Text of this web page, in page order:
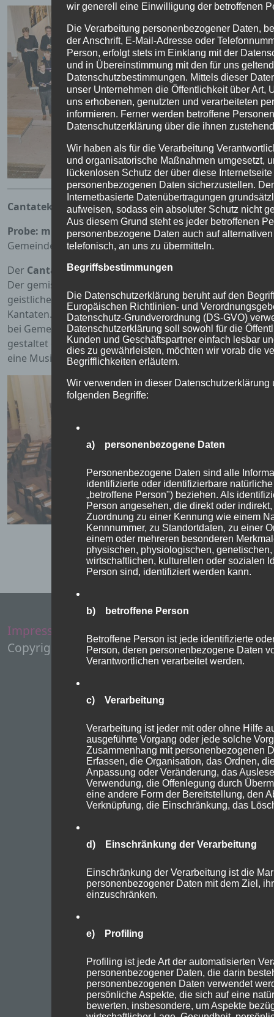
Cantatekreis Eschwege
Probe: mittwochs, 10.30 – 11.30 Uhr im Neustädter
Gemeindehaus, Rosengasse 1, ESW
Der Cantatekreisgründete sich im September 2006.
Der gemischte Chor (65 Mitglieder) probt einfache
geistliche und weltliche Lieder, kleinere Motetten und
Kantaten. Er singt überwiegend im Gottesdienst und
bei Gemeindeveranstaltungen. Ein- bis zweimal im Jahr
gestaltet der Cantatekreis ein kleineres Konzert oder
eine Musikalische Vesper in der Marktkirche.
Impressum
Copyright Evangelische Kirchen Eschwege
wir generell eine Einwilligung der betroffenen
Die Verarbeitung personenbezogener Daten,
der Anschrift, E-Mail-Adresse oder
Person, erfolgt stets im Einklang mit der
und in Übereinstimmung mit den für uns
Datenschutzbestimmungen. Mittels dieser
unser Unternehmen die Öffentlichkeit über Art,
uns erhobenen, genutzten und verarbeiteten
informieren. Ferner werden betroffene
Datenschutzerklärung über die ihnen
Wir haben als für die Verarbeitung
und organisatorische Maßnahmen umgesetzt,
lückenlosen Schutz der über diese
personenbezogenen Daten sicherzustellen.
Internetbasierte Datenübertragungen
aufweisen, sodass ein absoluter Schutz nicht
Aus diesem Grund steht es jeder betroffenen
personenbezogene Daten auch auf
telefonisch, an uns zu übermitteln.
Begriffsbestimmungen
Die Datenschutzerklärung beruht auf den
Europäischen Richtlinien- und
Datenschutz-Grundverordnung (DS-GVO)
Datenschutzerklärung soll sowohl für die
Kunden und Geschäftspartner einfach lesbar
dies zu gewährleisten, möchten wir vorab die
Begrifflichkeiten erläutern.
Wir verwenden in dieser Datenschutzerklärung
folgenden Begriffe:
a) personenbezogene Daten
Personenbezogene Daten sind alle
identifizierte oder identifizierbare
„betroffene Person") beziehen. Als
Person angesehen, die direkt oder
Zuordnung zu einer Kennung wie einem
Kennnummer, zu Standortdaten, zu einer
einem oder mehreren besonderen
physischen, physiologischen,
wirtschaftlichen, kulturellen oder sozialen
Person sind, identifiziert werden kann.
b) betroffene Person
Betroffene Person ist jede identifizierte
Person, deren personenbezogene Daten
Verantwortlichen verarbeitet werden.
c) Verarbeitung
Verarbeitung ist jeder mit oder ohne Hilfe
ausgeführte Vorgang oder jede solche
Zusammenhang mit personenbezogenen
Erfassen, die Organisation, das Ordnen,
Anpassung oder Veränderung, das
Verwendung, die Offenlegung durch
eine andere Form der Bereitstellung, den
Verknüpfung, die Einschränkung, das
d) Einschränkung der Verarbeitung
Einschränkung der Verarbeitung ist die
personenbezogener Daten mit dem Ziel,
einzuschränken.
e) Profiling
Profiling ist jede Art der automatisierten
personenbezogener Daten, die darin
personenbezogenen Daten verwendet
persönliche Aspekte, die sich auf eine
bewerten, insbesondere, um Aspekte